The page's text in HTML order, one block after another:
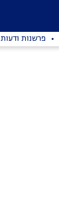
פרשנות ודעות